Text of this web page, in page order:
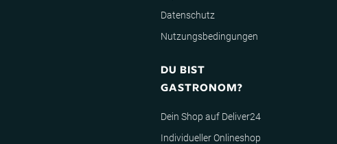
Datenschutz
Nutzungsbedingungen
DU BIST
GASTRONOM?
Dein Shop auf Deliver24
Individueller Onlineshop